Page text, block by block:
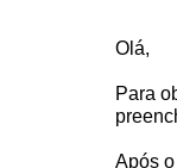
Olá,
Para
Após